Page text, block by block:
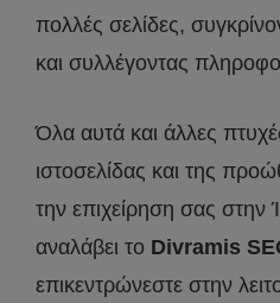
πολλές σελίδες,
και συλλέγοντας
Όλα αυτά και άλλες
ιστοσελίδας και της
την επιχείρηση σας στην
αναλάβει το Divramis
επικεντρώνεστε στην